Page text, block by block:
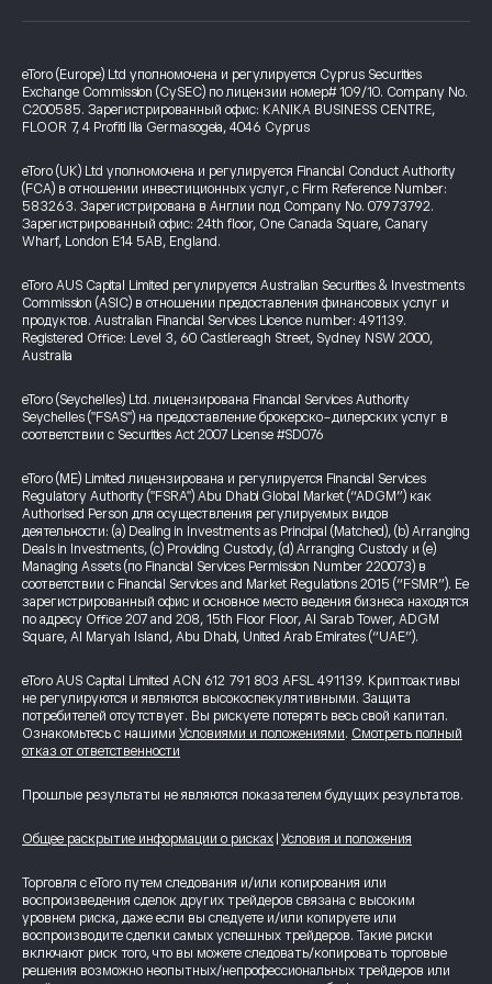
eToro (Europe) Ltd уполномочена и регулируется Cyprus Securities
Exchange Commission (CySEC) по лицензии номер# 109/10. Company No.
C200585. Зарегистрированный офис: KANIKA BUSINESS CENTRE,
FLOOR 7, 4 Profiti Ilia Germasogeia, 4046 Cyprus
eToro (UK) Ltd уполномочена и регулируется Financial Conduct Authority
(FCA) в отношении инвестиционных услуг, с Firm Reference Number:
583263. Зарегистрирована в Англии под Company No. 07973792.
Зарегистрированный офис: 24th floor, One Canada Square, Canary
Wharf, London E14 5AB, England.
eToro AUS Capital Limited регулируется Australian Securities & Investments
Commission (ASIC) в отношении предоставления финансовых услуг и
продуктов. Australian Financial Services Licence number: 491139.
Registered Office: Level 3, 60 Castlereagh Street, Sydney NSW 2000,
Australia
eToro (Seychelles) Ltd. лицензирована Financial Services Authority
Seychelles ("FSAS") на предоставление брокерско-дилерских услуг в
соответствии с Securities Act 2007 License #SD076
eToro (ME) Limited лицензирована и регулируется Financial Services
Regulatory Authority ("FSRA") Abu Dhabi Global Market (“ADGM”) как
Authorised Person для осуществления регулируемых видов
деятельности: (a) Dealing in Investments as Principal (Matched), (b) Arranging
Deals in Investments, (c) Providing Custody, (d) Arranging Custody и (e)
Managing Assets (по Financial Services Permission Number 220073) в
соответствии с Financial Services and Market Regulations 2015 (“FSMR”). Ее
зарегистрированный офис и основное место ведения бизнеса находятся
по адресу Office 207 and 208, 15th Floor Floor, Al Sarab Tower, ADGM
Square, Al Maryah Island, Abu Dhabi, United Arab Emirates (“UAE”).
eToro AUS Capital Limited ACN 612 791 803 AFSL 491139. Криптоактивы
не регулируются и являются высокоспекулятивными. Защита
потребителей отсутствует. Вы рискуете потерять весь свой капитал.
Ознакомьтесь с нашими Условиями и положениями. Смотреть полный
отказ от ответственности
Прошлые результаты не являются показателем будущих результатов.
Общее раскрытие информации о рисках Условия и положения
Торговля с eToro путем следования и/или копирования или
воспроизведения сделок других трейдеров связана с высоким
уровнем риска, даже если вы следуете и/или копируете или
воспроизводите сделки самых успешных трейдеров. Такие риски
включают риск того, что вы можете следовать/копировать торговые
решения возможно неопытных/непрофессиональных трейдеров или